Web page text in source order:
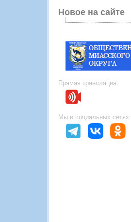
Новое на сайте
Прямая трансляция:
Мы в социальных сетях: